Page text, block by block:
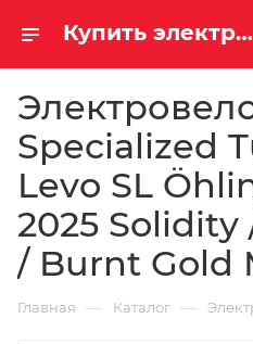
Купить электровелосипед Specialized Turbo Levo SL Öhlins Coil 2025 Solidity / Maroon / Burnt Gold Metallic за 1005100.00000000 рублей в Саратове и Энгельсе в рассрочку или кредит выгодно
Specialized
Levo SL
2025 Solidity
/ Burnt Gold
Главная — Каталог —